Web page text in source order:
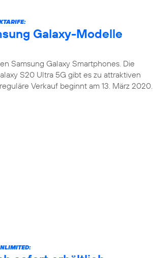
Galaxy-Modelle
Samsung Galaxy Smartphones. Die
S20 Ultra 5G gibt es zu attraktiven
Verkauf beginnt am 13. März 2020.